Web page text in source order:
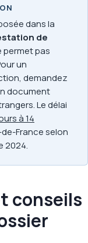
dans la
de
permet pas
un
demandez
document
Le délai
à 14
France selon
2024.
conseils